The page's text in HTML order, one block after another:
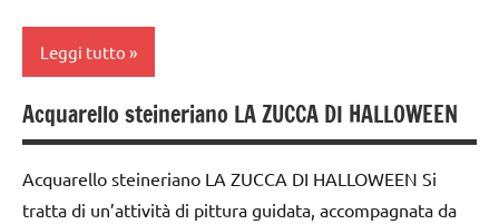
STAGIONI
varie
TUTORIAL
TUTTI GLI
DOWNLOAD
DELL'ANNO
DIDATTICA
WALDORF
dai
6
anni
DOWNLOAD
DELL'ANNO
Leggi tutto
acquarello
IMMAGINE
Acquarello steineriano LA ZUCCA DI HALLOWEEN
Acquarello steineriano LA ZUCCA DI HALLOWEEN Si
tratta di un’attività di pittura guidata, accompagnata da